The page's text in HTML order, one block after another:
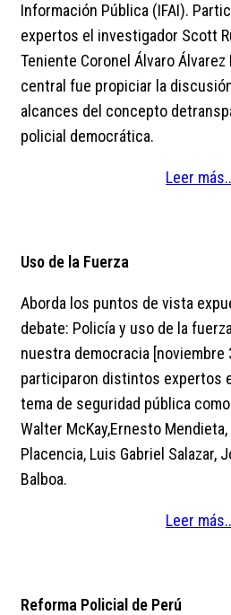
Información Pública (IFAI).
expertos el investigador Scott
Teniente Coronel Álvaro
central fue propiciar la
alcances del concepto
policial democrática.
Leer
Uso de la Fuerza
Aborda los puntos de vista
debate: Policía y uso de la
nuestra democracia [noviembre
participaron distintos expertos
tema de seguridad pública
Walter McKay,Ernesto
Placencia, Luis Gabriel Salazar,
Balboa.
Leer
Reforma Policial de Perú